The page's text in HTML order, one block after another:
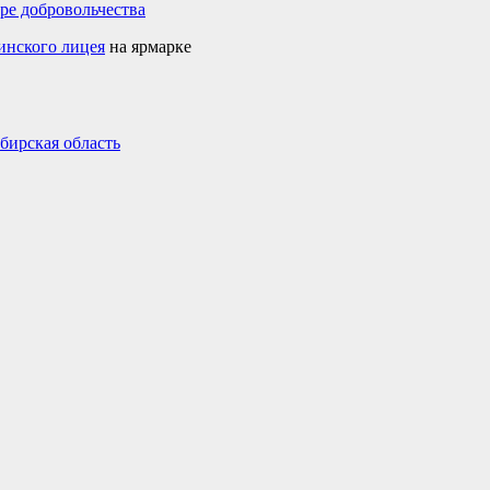
добровольчества
лицея на ярмарке
область